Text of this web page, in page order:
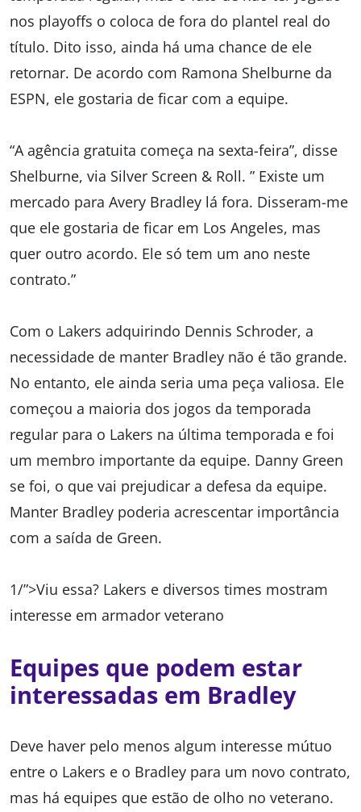
nos playoffs o coloca de fora do plantel real do
título. Dito isso, ainda há uma chance de ele
retornar. De acordo com Ramona Shelburne da
ESPN, ele gostaria de ficar com a equipe.
“A agência gratuita começa na sexta-feira”, disse
Shelburne, via Silver Screen & Roll. ” Existe um
mercado para Avery Bradley lá fora. Disseram-me
que ele gostaria de ficar em Los Angeles, mas
quer outro acordo. Ele só tem um ano neste
contrato.”
Com o Lakers adquirindo Dennis Schroder, a
necessidade de manter Bradley não é tão grande.
No entanto, ele ainda seria uma peça valiosa. Ele
começou a maioria dos jogos da temporada
regular para o Lakers na última temporada e foi
um membro importante da equipe. Danny Green
se foi, o que vai prejudicar a defesa da equipe.
Manter Bradley poderia acrescentar importância
com a saída de Green.
1/”>Viu essa? Lakers e diversos times mostram
interesse em armador veterano
Equipes que podem estar
interessadas em Bradley
Deve haver pelo menos algum interesse mútuo
entre o Lakers e o Bradley para um novo contrato,
mas há equipes que estão de olho no veterano.